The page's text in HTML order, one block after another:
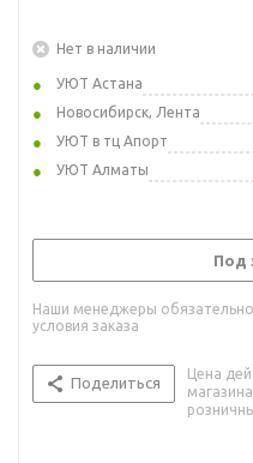
Нет в наличии
УЮТ Астана
Новосибирск, Лента
УЮТ в тц Апорт
УЮТ Алматы
Под
Наши менеджеры обязательно
условия заказа
Поделиться
Цена